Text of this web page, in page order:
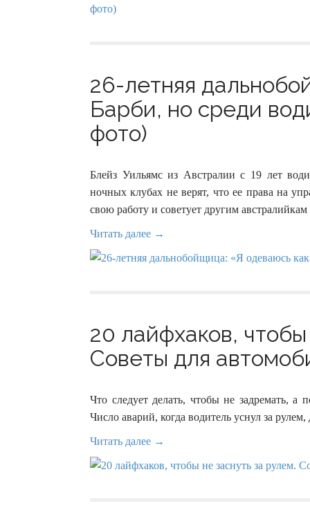
26-летняя
Барби, но среди
фото)
Блейз Уильямс из Австралии с 19 лет
ночных клубах не верят, что ее права на
свою работу и советует другим
Читать далее →
20 лайфхаков,
Советы для
Что следует делать, чтобы не задремать,
Число аварий, когда водитель уснул за
Читать далее →